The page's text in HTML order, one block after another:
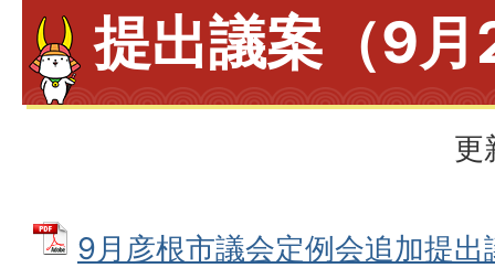
提出議案（9
更
9月彦根市議会定例会追加提